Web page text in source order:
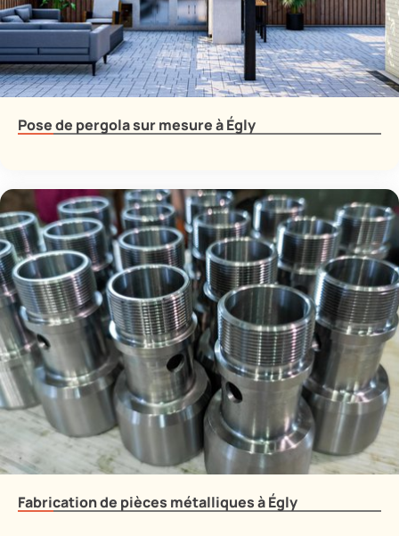
Pose de pergola sur mesure à Égly
Fabrication de pièces métalliques à Égly